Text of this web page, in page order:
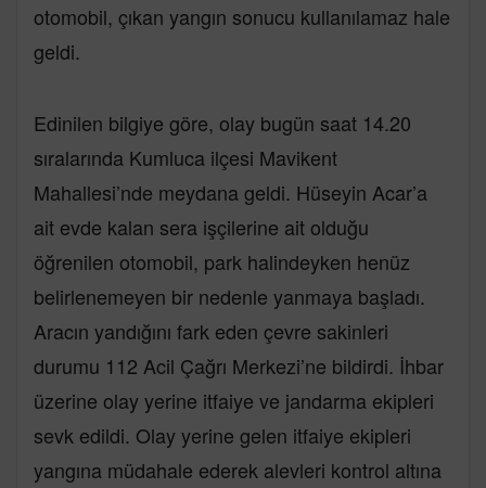
otomobil, çıkan yangın sonucu kullanılamaz hale
geldi.
Edinilen bilgiye göre, olay bugün saat 14.20
sıralarında Kumluca ilçesi Mavikent
Mahallesi’nde meydana geldi. Hüseyin Acar’a
ait evde kalan sera işçilerine ait olduğu
öğrenilen otomobil, park halindeyken henüz
belirlenemeyen bir nedenle yanmaya başladı.
Aracın yandığını fark eden çevre sakinleri
durumu 112 Acil Çağrı Merkezi’ne bildirdi. İhbar
üzerine olay yerine itfaiye ve jandarma ekipleri
sevk edildi. Olay yerine gelen itfaiye ekipleri
yangına müdahale ederek alevleri kontrol altına